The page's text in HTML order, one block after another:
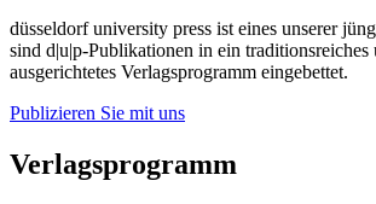
düsseldorf university press ist eines unserer
sind d|u|p-Publikationen in ein traditionsreiches
ausgerichtetes Verlagsprogramm eingebettet.
Publizieren Sie mit uns
Verlagsprogramm